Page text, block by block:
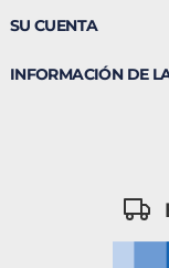
SU CUENTA
INFORMACIÓN DE